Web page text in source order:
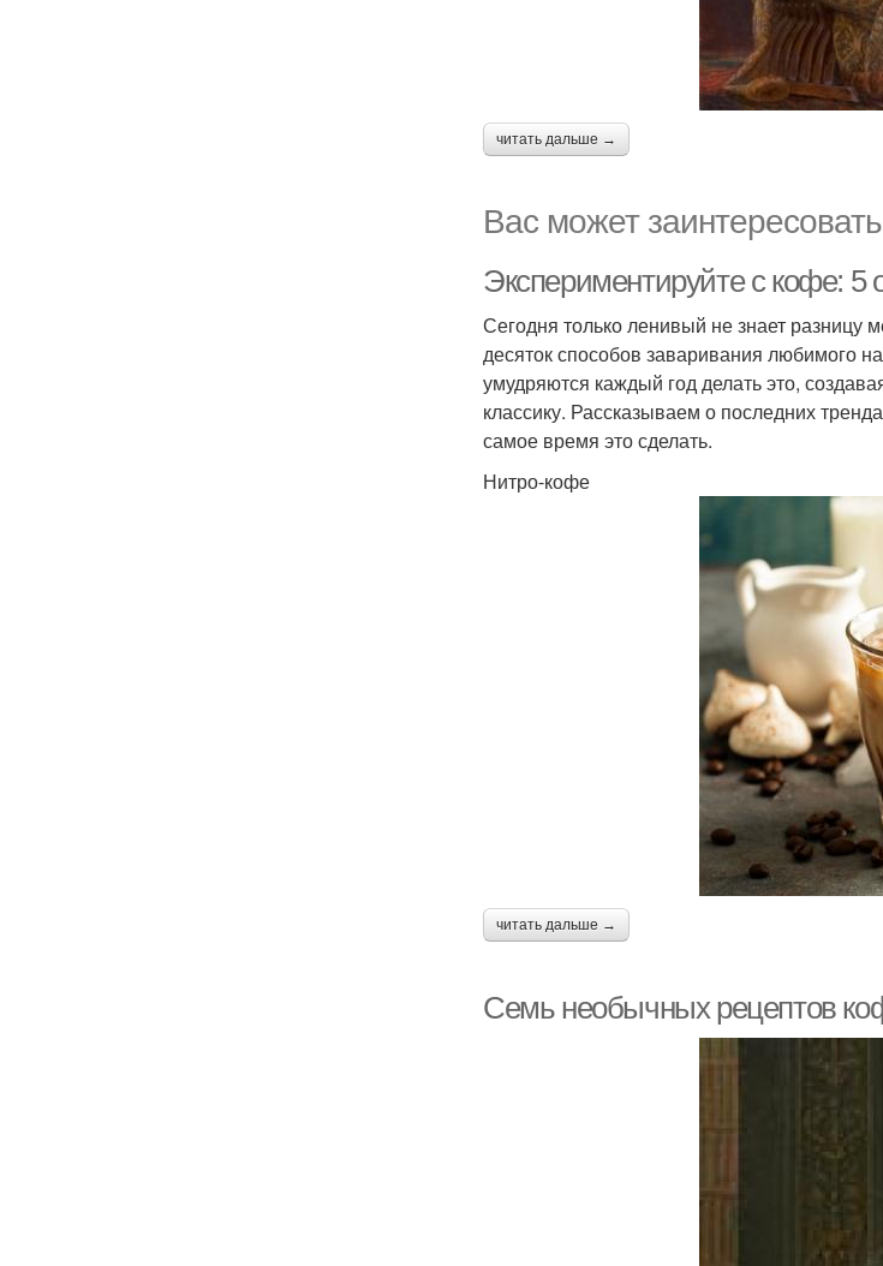
читать дальше →
Вас может заинтересовать
Экспериментируйте с кофе: 5
Сегодня только ленивый не знает разницу
десяток способов заваривания любимого
умудряются каждый год делать это,
классику. Рассказываем о последних
самое время это сделать.
Нитро-кофе
читать дальше →
Семь необычных рецептов